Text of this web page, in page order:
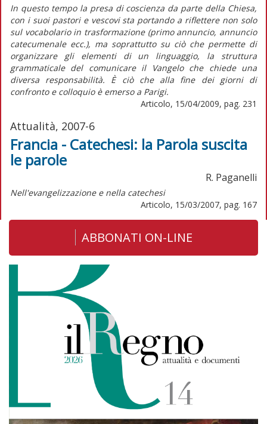
In questo tempo la presa di coscienza da parte della Chiesa,
con i suoi pastori e vescovi sta portando a riflettere non solo
sul vocabolario in trasformazione (primo annuncio, annuncio
catecumenale ecc.), ma soprattutto su ciò che permette di
organizzare gli elementi di un linguaggio, la struttura
grammaticale del comunicare il Vangelo che chiede una
diversa responsabilità. È ciò che alla fine dei giorni di
confronto e colloquio è emerso a Parigi.
Articolo, 15/04/2009, pag. 231
Attualità, 2007-6
Francia - Catechesi: la Parola suscita
le parole
R. Paganelli
Nell'evangelizzazione e nella catechesi
Articolo, 15/03/2007, pag. 167
ABBONATI ON-LINE